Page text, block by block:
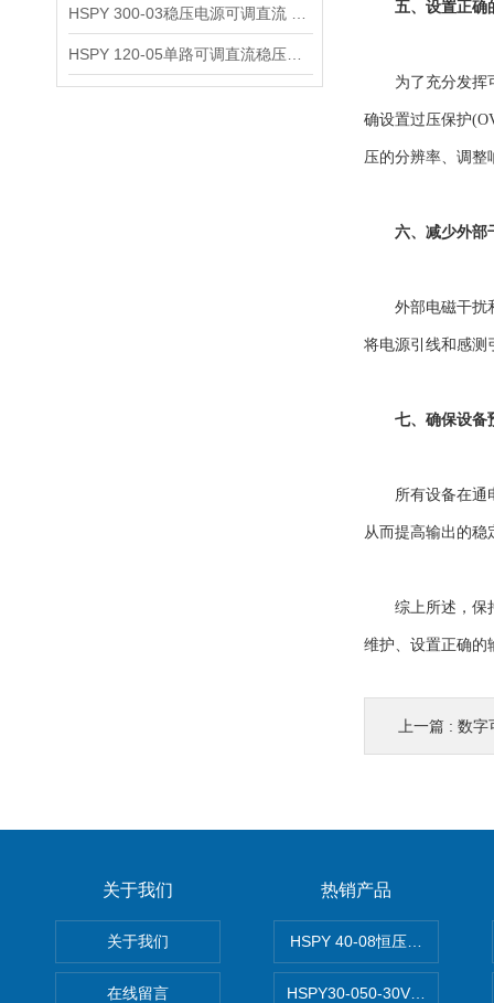
五、设置正确
为了充分发挥可
确设置过压保护
压的分辨率、调整
六、减少外部
外部电磁干扰和
将电源引线和感测
七、确保设备
所有设备在通电
从而提高输出的稳
综上所述，保持
维护、设置正确的
上一篇 : 数字
关于我们
关于我们
在线留言
热销产品
HSPY 40-08恒压恒流恒功率
HSPY30-050-30V/-05A可调